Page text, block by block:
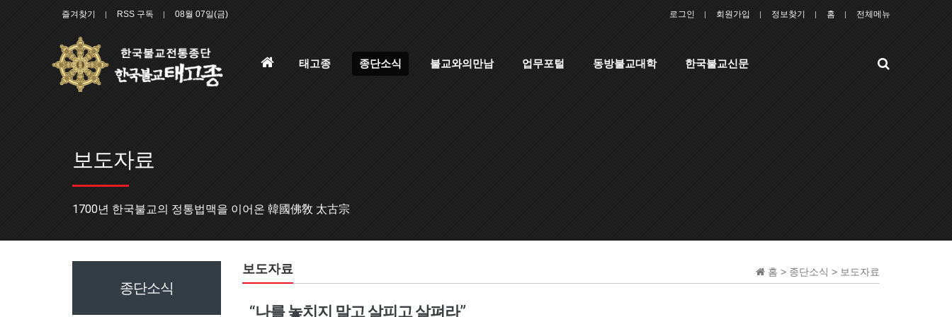
즐겨찾기 RSS 구독 08월 07일(금) 로그인 회원가입 정보찾기 홈 전체메뉴
홈
태고종 종단소식 불교와의만남 업무포털 동방불교대학 한국불교신문
보도자료
1700년 한국불교의 정통법맥을 이어온 韓國佛敎 太古宗
홈 > 종단소식 > 보도자료
보도자료
“나를 놓치지 말고 살피고 살펴라”
종단소식